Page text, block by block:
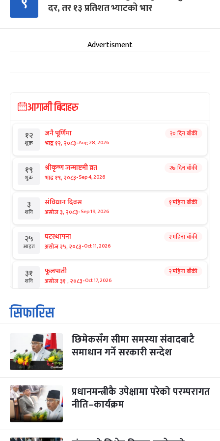
दर, तर १३ प्रतिशत भ्याटको भार
Advertisment
आगामी बिदाहरु
१२
शुक्र
जनै पूर्णिमा
भाद्र १२, २०८३-Aug 28, 2026
२० दिन बाँकी
१९
शुक्र
श्रीकृष्ण जन्माष्टमी व्रत
भाद्र १९, २०८३-Sep 4, 2026
२७ दिन बाँकी
३
शनि
संविधान दिवस
असोज ३, २०८३-Sep 19, 2026
१ महिना बाँकी
२५
आइत
घटस्थापना
असोज २५, २०८३-Oct 11, 2026
२ महिना बाँकी
३१
शनि
फूलपाती
असोज ३१ , २०८३-Oct 17, 2026
२ महिना बाँकी
१
आइत
कार्तिक सङ्क्रान्ति
कार्तिक १, २०८३
३
मंगल
महानवमी
कार्तिक ३, २०८३-Oct 20, 2026
२ महिना बाँकी
४
बुध कार्तिक ४, २०८३ Oct 21, 2026
५
बिहि
पापा‌ङ्कुशा एकादशी व्रत
कार्तिक ५, २०८३
सिफारिस
छिमेकसँग सीमा समस्या संवादबाटै
समाधान गर्ने सरकारी सन्देश
प्रधानमन्त्रीकै उपेक्षामा परेको परम्परागत
नीति–कार्यक्रम